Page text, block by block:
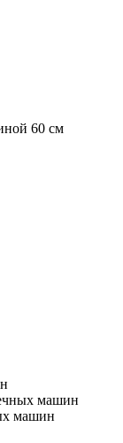
60 см
машин
машин